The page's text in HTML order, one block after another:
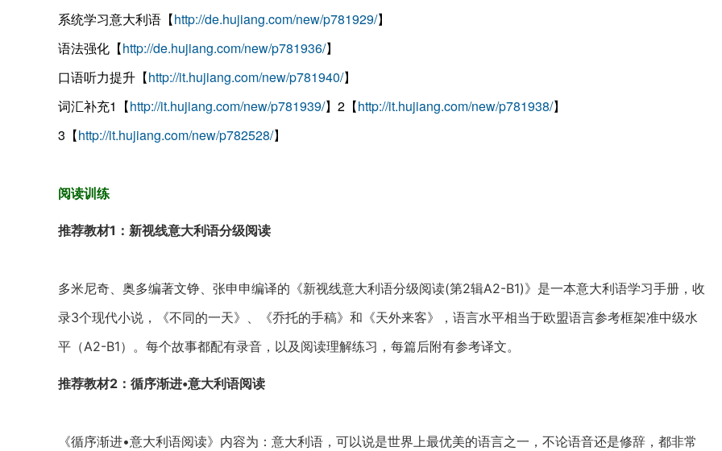
系统学习意大利语【http://de.hujiang.com/new/p781929/】
语法强化【http://de.hujiang.com/new/p781936/】
口语听力提升【http://it.hujiang.com/new/p781940/】
词汇补充1【http://it.hujiang.com/new/p781939/】2【http://it.hujiang.com/new/p781938/】
3【http://it.hujiang.com/new/p782528/】
阅读训练
推荐教材1：新视线意大利语分级阅读
多米尼奇、奥多编著文铮、张申申编译的《新视线意大利语分级阅读(第2辑A2-B1)》是一本意大利语学习手册，收
录3个现代小说，《不同的一天》、《乔托的手稿》和《天外来客》，语言水平相当于欧盟语言参考框架准中级水
平（A2-B1）。每个故事都配有录音，以及阅读理解练习，每篇后附有参考译文。
推荐教材2：循序渐进•意大利语阅读
《循序渐进•意大利语阅读》内容为：意大利语，可以说是世界上最优美的语言之一，不论语音还是修辞，都非常